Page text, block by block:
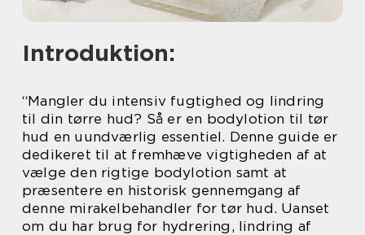
Introduktion:
“Mangler du intensiv fugtighed og lindring
til din tørre hud? Så er en bodylotion til tør
hud en uundværlig essentiel. Denne guide er
dedikeret til at fremhæve vigtigheden af at
vælge den rigtige bodylotion samt at
præsentere en historisk gennemgang af
denne mirakelbehandler for tør hud. Uanset
om du har brug for hydrering, lindring af